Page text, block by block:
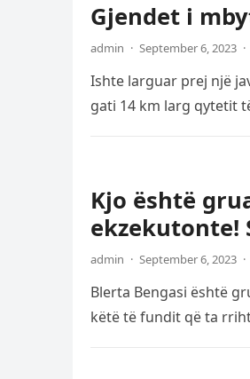
Gjendet i
admin · September 6, 2023 ·
Ishte larguar prej një
gati 14 km larg qytetit
Kjo është
ekzekutonte!
admin · September 6, 2023 ·
Blerta Bengasi është
këtë të fundit që ta